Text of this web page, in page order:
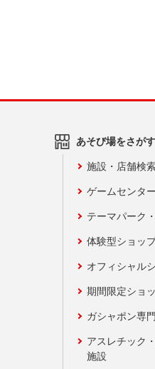
あそび場をさがす
施設・店舗検
ゲームセンター
テーマパーク
体験型ショッ
オフィシャル
期間限定ショ
ガシャポン専
アスレチック
施設